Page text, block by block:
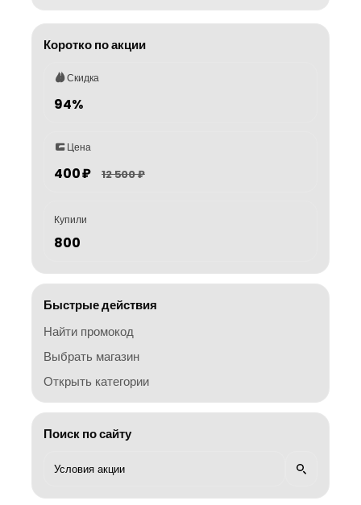
Коротко по акции
Скидка
94%
Цена
400 ₽ 12 500 ₽
Купили
800
Быстрые действия
Найти промокод
Выбрать магазин
Открыть категории
Поиск по сайту